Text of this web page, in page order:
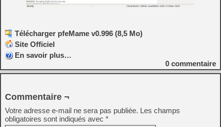
Télécharger pfeMame v0.996 (8,5 Mo)
Site Officiel
En savoir plus…
0 commentaire
Commentaire ¬
Votre adresse e-mail ne sera pas publiée. Les champs
obligatoires sont indiqués avec *